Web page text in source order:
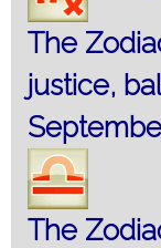
The
justice,
The